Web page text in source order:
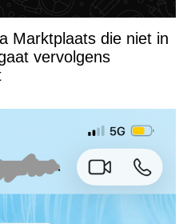
Marktplaats die niet in
vervolgens